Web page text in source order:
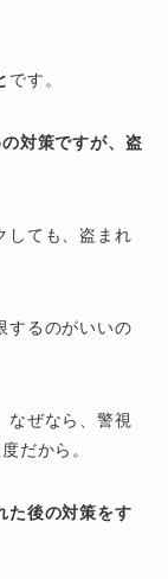
です。
対策ですが、盗
しても、盗まれ
するのがいいの
なぜなら、警視
だから。
た後の対策をす